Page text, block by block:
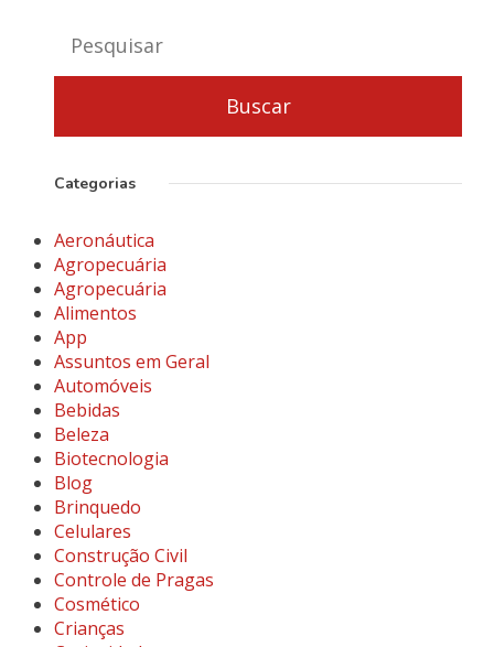
Categorias
Aeronáutica
Agropecuária
Agropecuária
Alimentos
App
Assuntos em Geral
Automóveis
Bebidas
Beleza
Biotecnologia
Blog
Brinquedo
Celulares
Construção Civil
Controle de Pragas
Cosmético
Crianças